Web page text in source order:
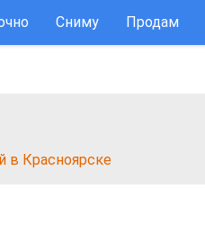
Сниму Продам
в Красноярске